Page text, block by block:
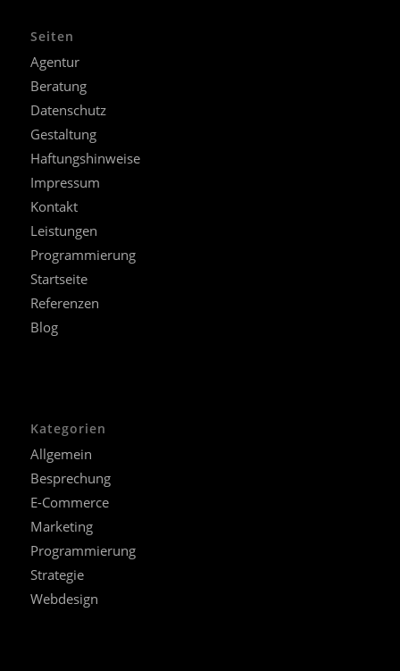
Seiten
Agentur
Beratung
Datenschutz
Gestaltung
Haftungshinweise
Impressum
Kontakt
Leistungen
Programmierung
Startseite
Referenzen
Blog
Kategorien
Allgemein
Besprechung
E-Commerce
Marketing
Programmierung
Strategie
Webdesign